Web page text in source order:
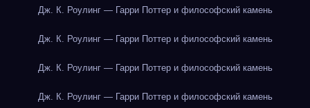
Дж. К. Роулинг — Гарри Поттер и философский камень
Дж. К. Роулинг — Гарри Поттер и философский камень
Дж. К. Роулинг — Гарри Поттер и философский камень
Дж. К. Роулинг — Гарри Поттер и философский камень